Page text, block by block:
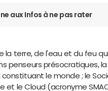
aux Infos à ne pas rater
la terre, de l'eau et du feu
penseurs présocratiques,
le monde ; le
et le Cloud (acronyme